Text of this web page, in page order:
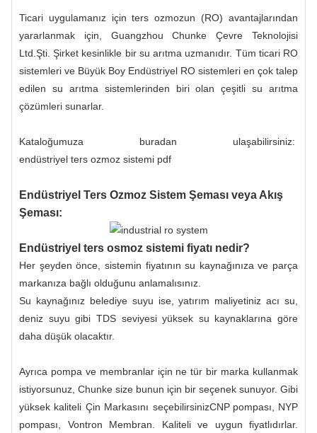
Ticari uygulamanız için ters ozmozun (RO) avantajlarından
yararlanmak için, Guangzhou Chunke Çevre Teknolojisi
Ltd.Şti. Şirket kesinlikle bir su arıtma uzmanıdır. Tüm ticari RO
sistemleri ve Büyük Boy Endüstriyel RO sistemleri en çok talep
edilen su arıtma sistemlerinden biri olan çeşitli su arıtma
çözümleri sunarlar.
Kataloğumuza buradan ulaşabilirsiniz:
endüstriyel ters ozmoz sistemi pdf
Endüstriyel Ters Ozmoz Sistem Şeması veya Akış
Şeması:
Endüstriyel ters osmoz sistemi fiyatı nedir?
Her şeyden önce, sistemin fiyatının su kaynağınıza ve parça
markanıza bağlı olduğunu anlamalısınız.
Su kaynağınız belediye suyu ise, yatırım maliyetiniz acı su,
deniz suyu gibi TDS seviyesi yüksek su kaynaklarına göre
daha düşük olacaktır.
Ayrıca pompa ve membranlar için ne tür bir marka kullanmak
istiyorsunuz, Chunke size bunun için bir seçenek sunuyor. Gibi
yüksek kaliteli Çin Markasını seçebilirsinizCNP pompası , NYP
pompası, Vontron Membran. Kaliteli ve uygun fiyatlıdırlar.